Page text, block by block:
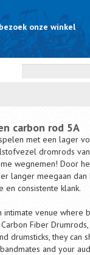
bezoek onze winkel
carbon rod 5A
met een lager
dromrods
wegnemen! Door
langer meegaan dan
en consistente klank.
intimate venue
Fiber
drumsticks, they
and your